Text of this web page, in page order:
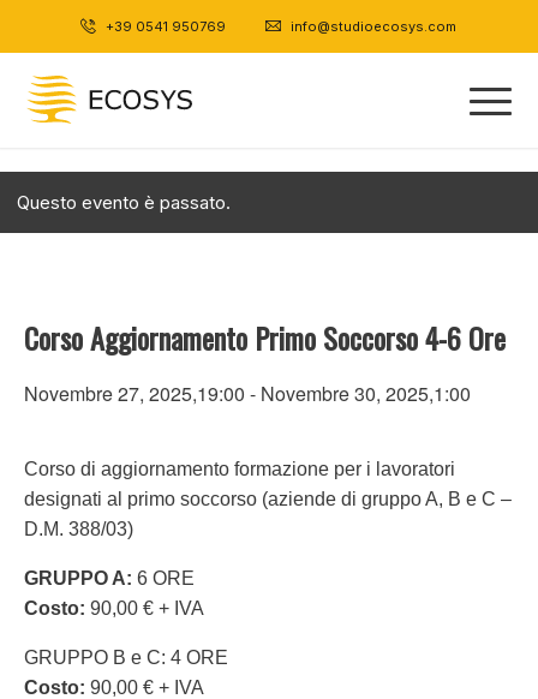
+39 0541 950769 info@studioecosys.com
Questo evento è passato.
Corso Aggiornamento Primo Soccorso 4-6 Ore
Novembre 27, 2025,19:00 - Novembre 30, 2025,1:00
Corso di aggiornamento formazione per i lavoratori
designati al primo soccorso (aziende di gruppo A, B e C –
D.M. 388/03)
GRUPPO A: 6 ORE
Costo: 90,00 € + IVA
GRUPPO B e C: 4 ORE
Costo: 90,00 € + IVA